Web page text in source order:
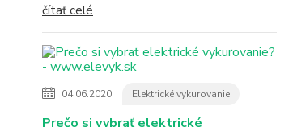
čítať celé
04.06.2020 Elektrické vykurovanie
Prečo si vybrať elektrické